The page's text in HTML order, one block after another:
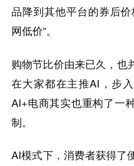
品降到其他平台的券后
网低价”。
购物节比价由来已久，也
在大家都在主推AI，步
AI+电商其实也重构了一
制。
AI模式下，消费者获得了